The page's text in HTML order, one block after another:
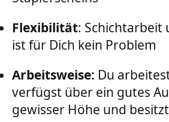
Flexibilität:
ist für Dich kein Problem
Arbeitsweise: Du
verfügst über ein gutes
gewisser Höhe und